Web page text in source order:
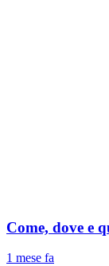
Come, dove e
1 mese fa